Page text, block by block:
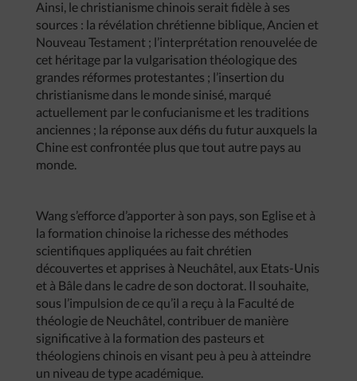
Ainsi, le christianisme chinois serait fidèle à ses
sources : la révélation chrétienne biblique, Ancien et
Nouveau Testament ; l’interprétation renouvelée de
cet héritage par la vulgarisation théologique des
grandes réformes protestantes ; l’insertion du
christianisme dans le monde sinisé, marqué
actuellement par le confucianisme et les traditions
anciennes ; la réponse aux défis du futur auxquels la
Chine est confrontée plus que tout autre pays au
monde.
Wang s’efforce d’apporter à son pays, son Eglise et à
la formation chinoise la richesse des méthodes
scientifiques appliquées au fait chrétien
découvertes et apprises à Neuchâtel, aux Etats-Unis
et à Bâle dans le cadre de son doctorat. Il souhaite,
sous l’impulsion de ce qu’il a reçu à la Faculté de
théologie de Neuchâtel, contribuer de manière
significative à la formation des pasteurs et
théologiens chinois en visant peu à peu à atteindre
un niveau de type académique.